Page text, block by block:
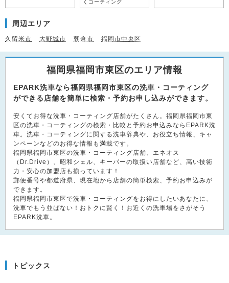
くコーティング
周辺エリア
久留米市 大野城市 朝倉市 福岡市中央区
福岡県福岡市東区のエリア情報
EPARK洗車なら福岡県福岡市東区の洗車・コーティング
ができる店舗を簡単に検索・予約お申し込みができます。
安くてお得な洗車・コーティング店舗がたくさん。福岡県福岡市東
区の洗車・コーティングの検索・比較と予約お申込みならEPARK洗
車。洗車・コーティングに関する洗車辞典や、お役立ち情報、キャ
ンペーンなどのお得な情報も満載です。
福岡県福岡市東区の洗車・コーティング店舗、エネオス
（Dr.Drive）、昭和シェル、キーパーの取扱い店舗など、高い技術
力・安心の加盟店も揃っています！
郵便番号や都道府県、現在地から店舗の簡単検索、予約お申込みが
できます。
福岡県福岡市東区で洗車・コーティングをお得にしたいあなたに、
洗車でもう並ばない！おトクに賢く！お近くの洗車場をさがそう
EPARK洗車。
トピックス